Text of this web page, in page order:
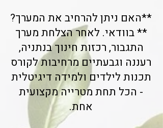
**האם ניתן להרחיב את המערך?
** בוודאי. לאחר הצלחת מערך
התגבור, רכזות חינוך בנתניה,
רעננה וגבעתיים מרחיבות לקורס
תכנות לילדים ולמידה דיגיטלית
- הכל תחת מטרייה מקצועית
אחת.